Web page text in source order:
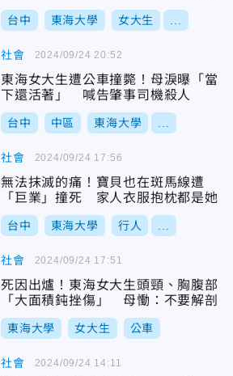
台中 東海大學 女大生
社會
東海女大生遭公車撞斃！母淚曝「當
下還活著」 喊告肇事司機殺人
台中 中區 東海大學
2024/09/24 20:52
社會
無法抹滅的痛！寶貝也在斑馬線遭
「巨業」撞死 家人衣服抱枕都是她
台中 東海大學 行人
2024/09/24 17:56
社會
死因出爐！東海女大生頭頸、胸腹部
「大面積鈍挫傷」 母慟：不要解剖
東海大學 女大生 公車
2024/09/24 17:51
社會 2024/09/24 14:11